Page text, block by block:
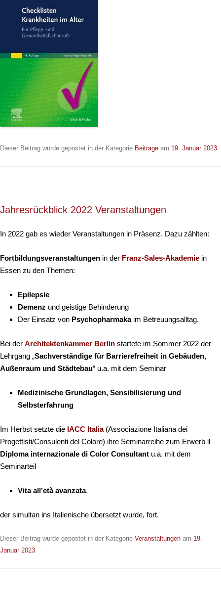
Dieser Beitrag wurde gepostet in der Kategorie Beiträge am 19. Januar 2023.
Jahresrückblick 2022 Veranstaltungen
In 2022 gab es wieder Veranstaltungen in Präsenz. Dazu zählten:
Fortbildungsveranstaltungen in der Franz-Sales-Akademie in
Essen zu den Themen:
Epilepsie
Demenz und geistige Behinderung
Der Einsatz von Psychopharmakaim Betreuungsalltag.
Bei der Architektenkammer Berlin startete im Sommer 2022 der
Lehrgang „Sachverständige für Barrierefreiheit in Gebäuden,
Außenraum und Städtebau“ u.a. mit dem Seminar
Medizinische Grundlagen, Sensibilisierung und
Selbsterfahrung
Im Herbst setzte die IACC Italia(Associazione Italiana dei
Progettisti/Consulenti del Colore) ihre Seminarreihe zum Erwerb il
Diploma internazionale di Color Consultant u.a. mit dem
Seminarteil
Vita all’età avanzata,
der simultan ins Italienische übersetzt wurde, fort.
Dieser Beitrag wurde gepostet in der Kategorie Veranstaltungen am 19.
Januar 2023.